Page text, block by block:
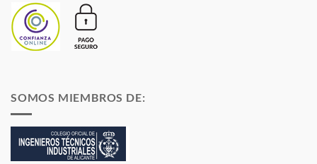
SOMOS MIEMBROS DE: